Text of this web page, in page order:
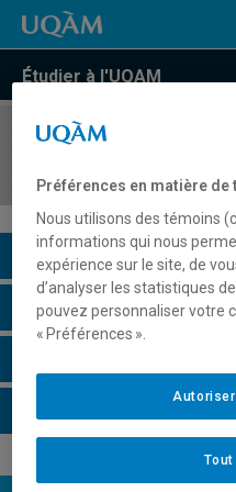
Étudier à l'UQAM
COURS//
Description du cours
Horaire - Été 2026
Préférences en matière de
Nous utilisons des témoins
informations qui nous
expérience sur le site, de
d’analyser les statistiques
pouvez personnaliser votre
« Préférences ».